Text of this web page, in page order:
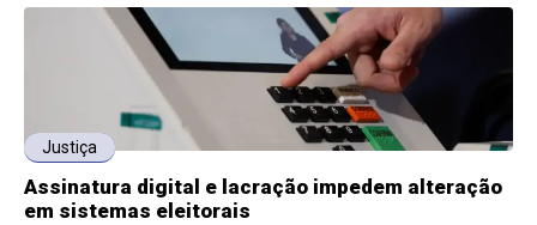
Justiça
Assinatura digital e lacração impedem alteração
em sistemas eleitorais